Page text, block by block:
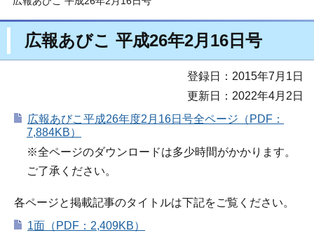
広報あびこ 平成26年2月16日号
登録日：2015年7月1日
更新日：2022年4月2日
広報あびこ平成26年度2月16日号全ページ（PDF：
7,884KB）
※全ページのダウンロードは多少時間がかかります。
ご了承ください。
各ページと掲載記事のタイトルは下記をご覧ください。
1面（PDF：2,409KB）